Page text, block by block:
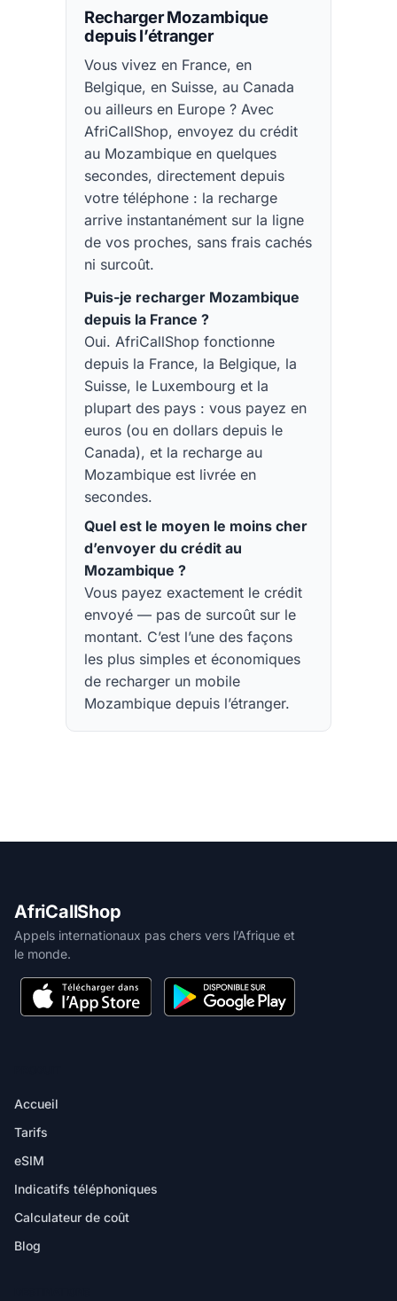
Recharger Mozambique
depuis l’étranger
Vous vivez en France, en
Belgique, en Suisse, au Canada
ou ailleurs en Europe ? Avec
AfriCallShop, envoyez du crédit
au Mozambique en quelques
secondes, directement depuis
votre téléphone : la recharge
arrive instantanément sur la ligne
de vos proches, sans frais cachés
ni surcoût.
Puis-je recharger Mozambique
depuis la France ?
Oui. AfriCallShop fonctionne
depuis la France, la Belgique, la
Suisse, le Luxembourg et la
plupart des pays : vous payez en
euros (ou en dollars depuis le
Canada), et la recharge au
Mozambique est livrée en
secondes.
Quel est le moyen le moins cher
d’envoyer du crédit au
Mozambique ?
Vous payez exactement le crédit
envoyé — pas de surcoût sur le
montant. C’est l’une des façons
les plus simples et économiques
de recharger un mobile
Mozambique depuis l’étranger.
AfriCallShop
Appels internationaux pas chers vers l’Afrique et
le monde.
Accueil
Tarifs
eSIM
Indicatifs téléphoniques
Calculateur de coût
Blog